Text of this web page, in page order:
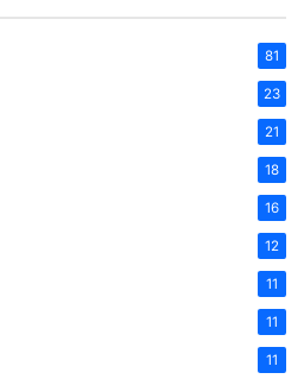
81
23
21
18
16
12
11
11
11